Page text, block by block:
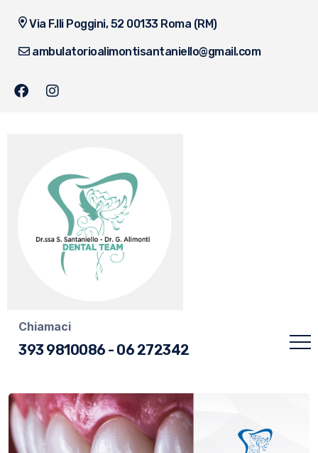
Via F.lli Poggini, 52 00133 Roma (RM)
ambulatorioalimontisantaniello@gmail.com
Chiamaci
393 9810086 - 06 272342